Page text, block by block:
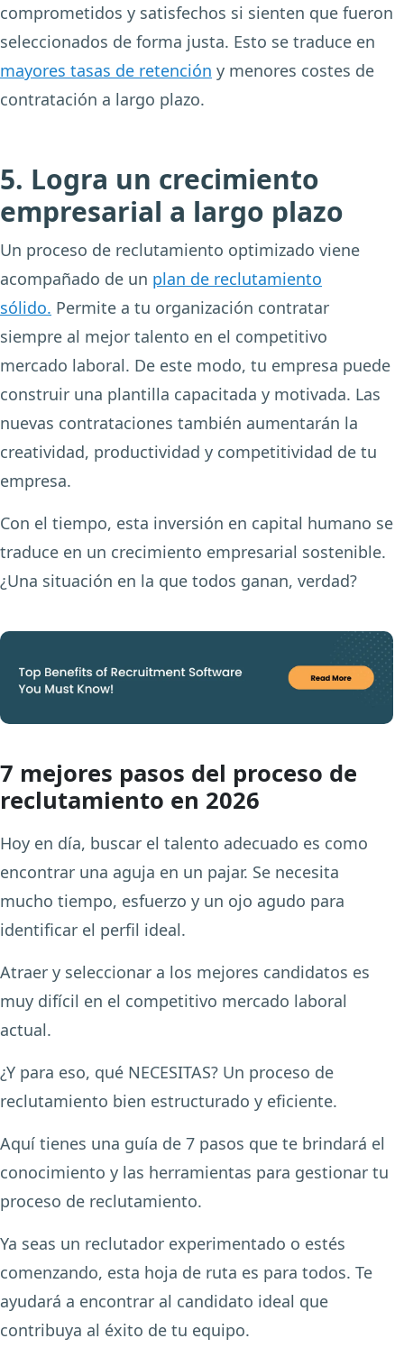
comprometidos y satisfechos si sienten que fueron
seleccionados de forma justa. Esto se traduce en
mayores tasas de retención y menores costes de
contratación a largo plazo.
5. Logra un crecimiento
empresarial a largo plazo
Un proceso de reclutamiento optimizado viene
acompañado de un plan de reclutamiento
sólido. Permite a tu organización contratar
siempre al mejor talento en el competitivo
mercado laboral. De este modo, tu empresa puede
construir una plantilla capacitada y motivada. Las
nuevas contrataciones también aumentarán la
creatividad, productividad y competitividad de tu
empresa.
Con el tiempo, esta inversión en capital humano se
traduce en un crecimiento empresarial sostenible.
¿Una situación en la que todos ganan, verdad?
7 mejores pasos del proceso de
reclutamiento en 2026
Hoy en día, buscar el talento adecuado es como
encontrar una aguja en un pajar. Se necesita
mucho tiempo, esfuerzo y un ojo agudo para
identificar el perfil ideal.
Atraer y seleccionar a los mejores candidatos es
muy difícil en el competitivo mercado laboral
actual.
¿Y para eso, qué NECESITAS? Un proceso de
reclutamiento bien estructurado y eficiente.
Aquí tienes una guía de 7 pasos que te brindará el
conocimiento y las herramientas para gestionar tu
proceso de reclutamiento.
Ya seas un reclutador experimentado o estés
comenzando, esta hoja de ruta es para todos. Te
ayudará a encontrar al candidato ideal que
contribuya al éxito de tu equipo.